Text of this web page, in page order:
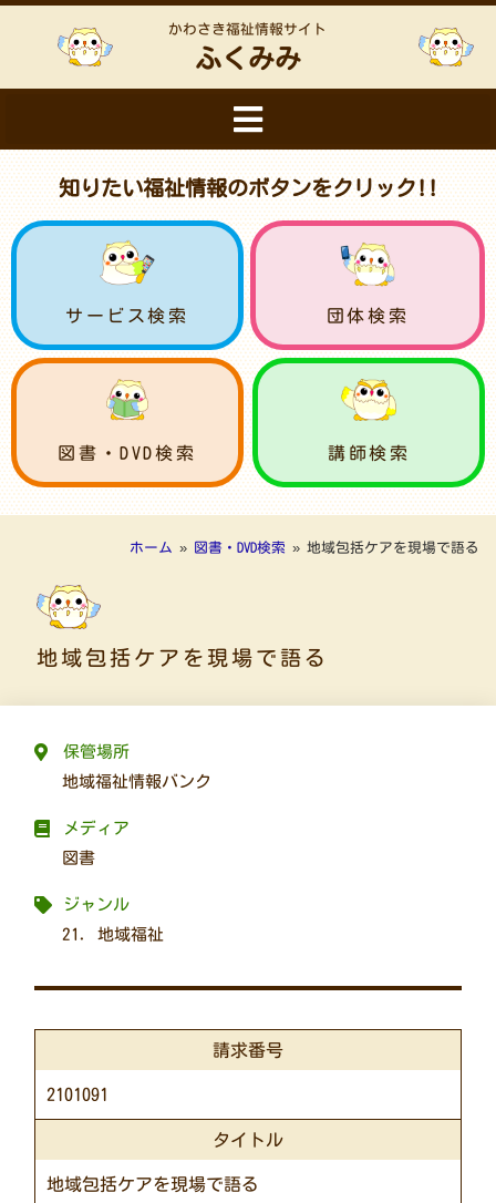
かわさき福祉情報サイト
ふくみみ
知りたい福祉情報のボタンをクリック!!
サービス検索 団体検索
図書・DVD検索 講師検索
ホーム » 図書・DVD検索 » 地域包括ケアを現場で語る
地域包括ケアを現場で語る
保管場所
地域福祉情報バンク
メディア
図書
ジャンル
21. 地域福祉
請求番号
2101091
タイトル
地域包括ケアを現場で語る